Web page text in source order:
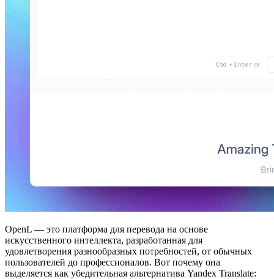
OpenL — это платформа для перевода на основе
искусственного интеллекта, разработанная для
удовлетворения разнообразных потребностей, от обычных
пользователей до профессионалов. Вот почему она
выделяется как убедительная альтернатива Yandex Translate: